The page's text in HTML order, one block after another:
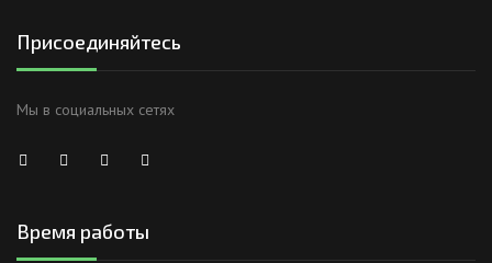
Присоединяйтесь
Мы в социальных сетях
Время работы